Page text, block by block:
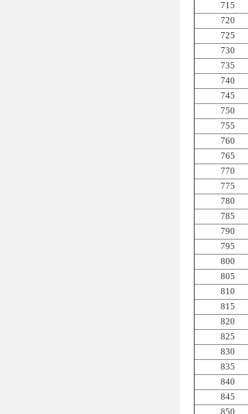
715
720
725
730
735
740
745
750
755
760
765
770
775
780
785
790
795
800
805
810
815
820
825
830
835
840
845
850